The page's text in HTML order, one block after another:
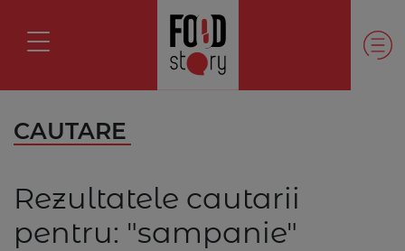
CAUTARE
Rezultatele cautarii
pentru: "sampanie"